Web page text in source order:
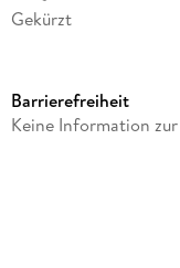
Gekürzt
Altersempfehlung
Barrierefreiheit
Keine Information